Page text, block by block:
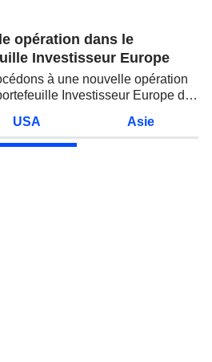
semi-conducteurs. Les
inquiétudes sur la soutenabilité
opération dans le
Investisseur Europe
à une nouvelle opération
Investisseur Europe de
USA Asie